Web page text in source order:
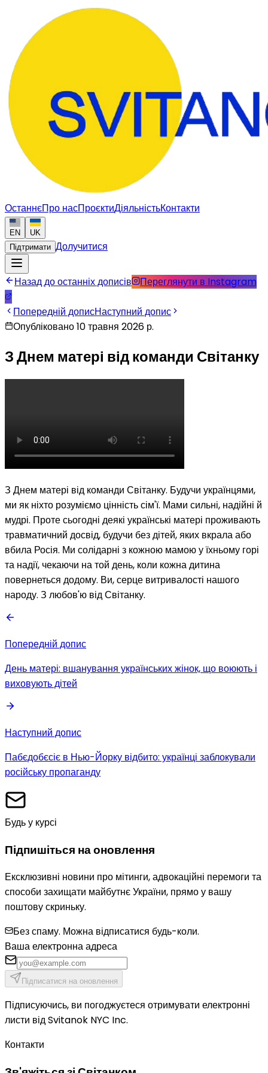
ОстаннєПро насПроєктиДіяльністьКонтакти
EN
UK
Підтримати Долучитися
Назад до останніх дописів Переглянути в Instagram
Попередній дописНаступний допис
Опубліковано 10 травня 2026 р.
З Днем матері від команди Світанку
З Днем матері від команди Світанку. Будучи українцями,
ми як ніхто розуміємо цінність сім'ї. Мами сильні, надійні й
мудрі. Проте сьогодні деякі українські матері проживають
травматичний досвід, будучи без дітей, яких вкрала або
вбила Росія. Ми солідарні з кожною мамою у їхньому горі
та надії, чекаючи на той день, коли кожна дитина
повернеться додому. Ви, серце витривалості нашого
народу. З любов'ю від Світанку.
Попередній допис
День матері: вшанування українських жінок, що воюють і
виховують дітей
Наступний допис
Пабєдобєсіє в Нью-Йорку відбито: українці заблокували
російську пропаганду
Будь у курсі
Підпишіться на оновлення
Ексклюзивні новини про мітинги, адвокаційні перемоги та
способи захищати майбутнє України, прямо у вашу
поштову скриньку.
Без спаму. Можна відписатися будь-коли.
Ваша електронна адреса
Підписатися на оновлення
Підписуючись, ви погоджуєтеся отримувати електронні
листи від Svitanok NYC Inc.
Контакти